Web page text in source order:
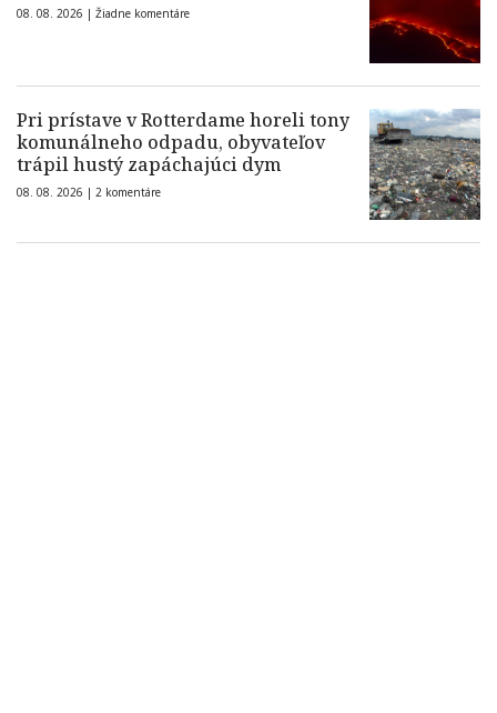
08. 08. 2026 | Žiadne komentáre
Pri prístave v Rotterdame horeli tony
komunálneho odpadu, obyvateľov
trápil hustý zapáchajúci dym
08. 08. 2026 | 2 komentáre